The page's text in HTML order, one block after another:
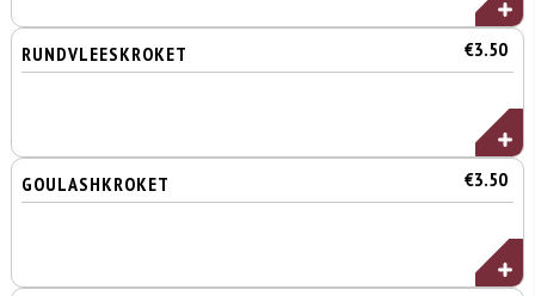
RUNDVLEESKROKET €3.50
GOULASHKROKET €3.50